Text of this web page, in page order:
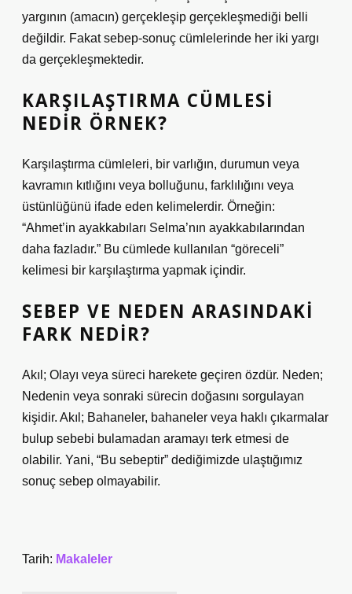
yargının (amacın) gerçekleşip gerçekleşmediği belli
değildir. Fakat sebep-sonuç cümlelerinde her iki yargı
da gerçekleşmektedir.
KARŞILAŞTIRMA CÜMLESI
NEDIR ÖRNEK?
Karşılaştırma cümleleri, bir varlığın, durumun veya
kavramın kıtlığını veya bolluğunu, farklılığını veya
üstünlüğünü ifade eden kelimelerdir. Örneğin:
“Ahmet’in ayakkabıları Selma’nın ayakkabılarından
daha fazladır.” Bu cümlede kullanılan “göreceli”
kelimesi bir karşılaştırma yapmak içindir.
SEBEP VE NEDEN ARASINDAKI
FARK NEDIR?
Akıl; Olayı veya süreci harekete geçiren özdür. Neden;
Nedenin veya sonraki sürecin doğasını sorgulayan
kişidir. Akıl; Bahaneler, bahaneler veya haklı çıkarmalar
bulup sebebi bulamadan aramayı terk etmesi de
olabilir. Yani, “Bu sebeptir” dediğimizde ulaştığımız
sonuç sebep olmayabilir.
Tarih: Makaleler